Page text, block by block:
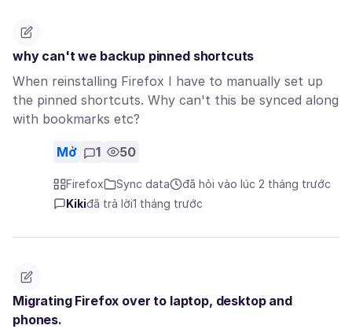
why can't we backup pinned shortcuts
When reinstalling Firefox I have to manually set up
the pinned shortcuts. Why can't this be synced along
with bookmarks etc?
Mở 1 50
Firefox Sync data
đã hỏi vào lúc 2 tháng trước
Kikiđã trả lời1 tháng trước
Migrating Firefox over to laptop, desktop and
phones.